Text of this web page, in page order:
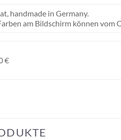
handmade in Germany.
am Bildschirm können vom
€